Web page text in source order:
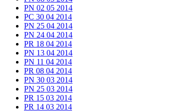
PN 02 05 2014
PC 30 04 2014
PN 25 04 2014
PN 24 04 2014
PR 18 04 2014
PN 13 04 2014
PN 11 04 2014
PR 08 04 2014
PN 30 03 2014
PN 25 03 2014
PR 15 03 2014
PR 14 03 2014